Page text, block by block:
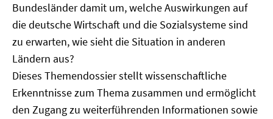
Bundesländer damit um, welche Auswirkungen auf
die deutsche Wirtschaft und die Sozialsysteme sind
zu erwarten, wie sieht die Situation in anderen
Ländern aus?
Dieses Themendossier stellt wissenschaftliche
Erkenntnisse zum Thema zusammen und ermöglicht
den Zugang zu weiterführenden Informationen sowie